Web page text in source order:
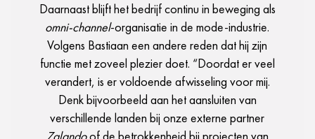
Daarnaast blijft het bedrijf continu in beweging als
omni-channel-organisatie in de mode-industrie.
Volgens Bastiaan een andere reden dat hij zijn
functie met zoveel plezier doet. “Doordat er veel
verandert, is er voldoende afwisseling voor mij.
Denk bijvoorbeeld aan het aansluiten van
verschillende landen bij onze externe partner